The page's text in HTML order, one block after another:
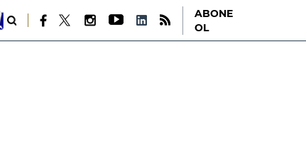
ABONE
OL